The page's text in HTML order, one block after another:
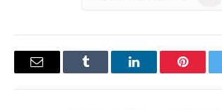
Pinterest
LinkedIn
Tumblr
Email